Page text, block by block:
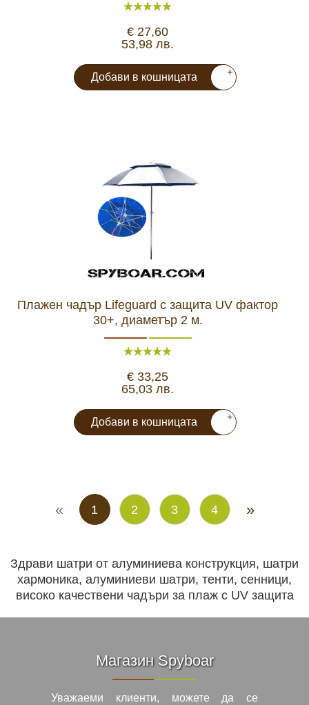
€ 27,60
53,98 лв.
Добави в кошницата +
Плажен чадър Lifeguard с защита UV фактор
30+, диаметър 2 м.
€ 33,25
65,03 лв.
Добави в кошницата +
« 1 2 3 4 »
Здрави шатри от алуминиева конструкция, шатри
хармоника, алуминиеви шатри, тенти, сенници,
високо качествени чадъри за плаж с UV защита
Магазин Spyboar
Уважаеми клиенти, можете да се